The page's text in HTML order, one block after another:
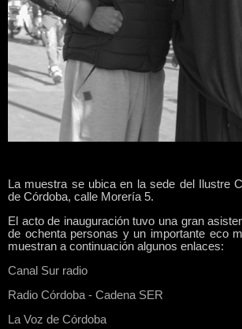
La muestra se ubica en la sede del Ilustre
de Córdoba, calle Morería 5.
El acto de inauguración tuvo una gran
de ochenta personas y un importante eco
muestran a continuación algunos enlaces:
Canal Sur radio
Radio Córdoba - Cadena SER
La Voz de Córdoba